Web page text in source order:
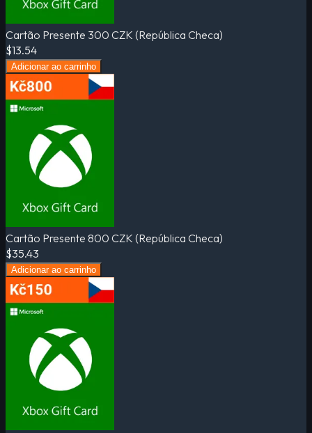
Cartão Presente 300 CZK (República Checa)
$13.54
Adicionar ao carrinho
Cartão Presente 800 CZK (República Checa)
$35.43
Adicionar ao carrinho